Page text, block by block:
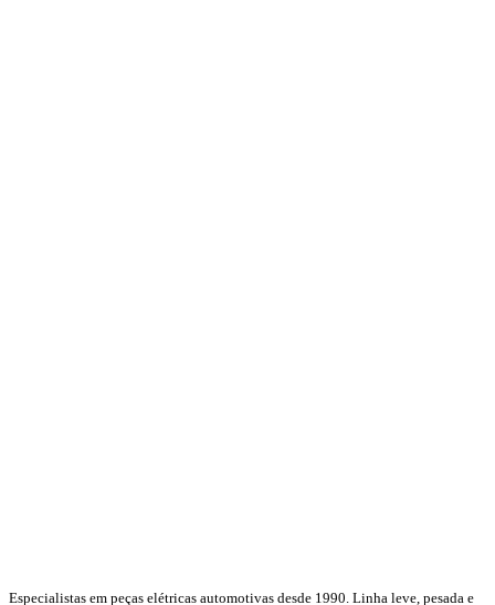
Especialistas em peças elétricas automotivas desde 1990. Linha leve, pesada e